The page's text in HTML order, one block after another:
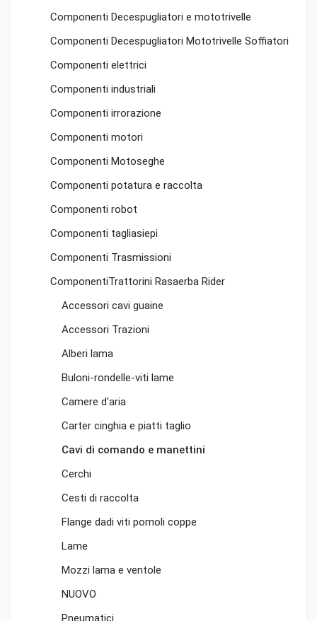
Componenti Decespugliatori e mototrivelle
Componenti Decespugliatori Mototrivelle Soffiatori
Componenti elettrici
Componenti industriali
Componenti irrorazione
Componenti motori
Componenti Motoseghe
Componenti potatura e raccolta
Componenti robot
Componenti tagliasiepi
Componenti Trasmissioni
ComponentiTrattorini Rasaerba Rider
Accessori cavi guaine
Accessori Trazioni
Alberi lama
Buloni-rondelle-viti lame
Camere d'aria
Carter cinghia e piatti taglio
Cavi di comando e manettini
Cerchi
Cesti di raccolta
Flange dadi viti pomoli coppe
Lame
Mozzi lama e ventole
NUOVO
Pneumatici